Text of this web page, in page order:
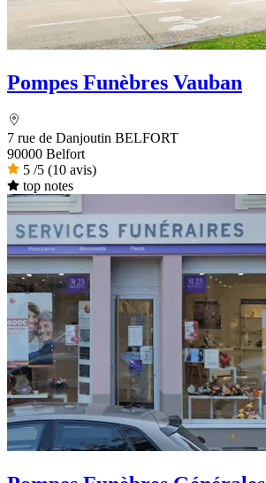
Pompes Funèbres Vauban
7 rue de Danjoutin BELFORT
90000 Belfort
5 /5 (10 avis)
top notes